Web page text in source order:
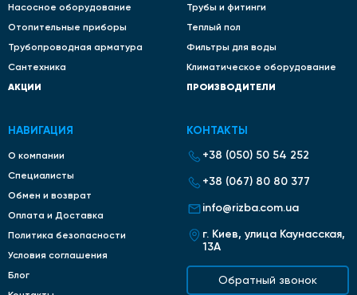
теплоносителя, предотвращая его излишний расход,
снижая общие затраты на отопление. Использование
снижает расход энергии, уменьшая счета за
отопление;
Инвестиция в долгосрочную работу. Например,
без необходимости замены.
Купить оборудование можно на Rizba. Здесь вас ждет
широкий ассортимент и бесплатная профессиональная
КАК ВЫБРАТЬ
Обратите внимание на следующие моменты:
Материал. Латунь или сталь? Выбор зависит от
условий эксплуатации и предпочтений. Латунь
Насосное оборудование
Трубы и фитинги
Отопительные приборы
Теплый пол
Трубопроводная арматура
Фильтры для воды
Сантехника
Климатическое оборудование
АКЦИИ ПРОИЗВОДИТЕЛИ
НАВИГАЦИЯ
О компании
Специалисты
Обмен и возврат
Оплата и Доставка
Политика безопасности
Условия соглашения
Блог
КОНТАКТЫ
+38 (050) 50 54 252
+38 (067) 80 80 377
info@rizba.com.ua
г. Киев, улица Каунасская,
13А
Обратный звонок